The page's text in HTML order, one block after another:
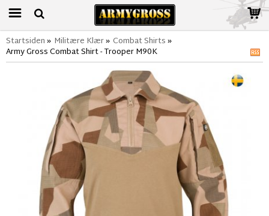
Startsiden» Militære Klær» Combat Shirts»
Army Gross Combat Shirt - Trooper M90K